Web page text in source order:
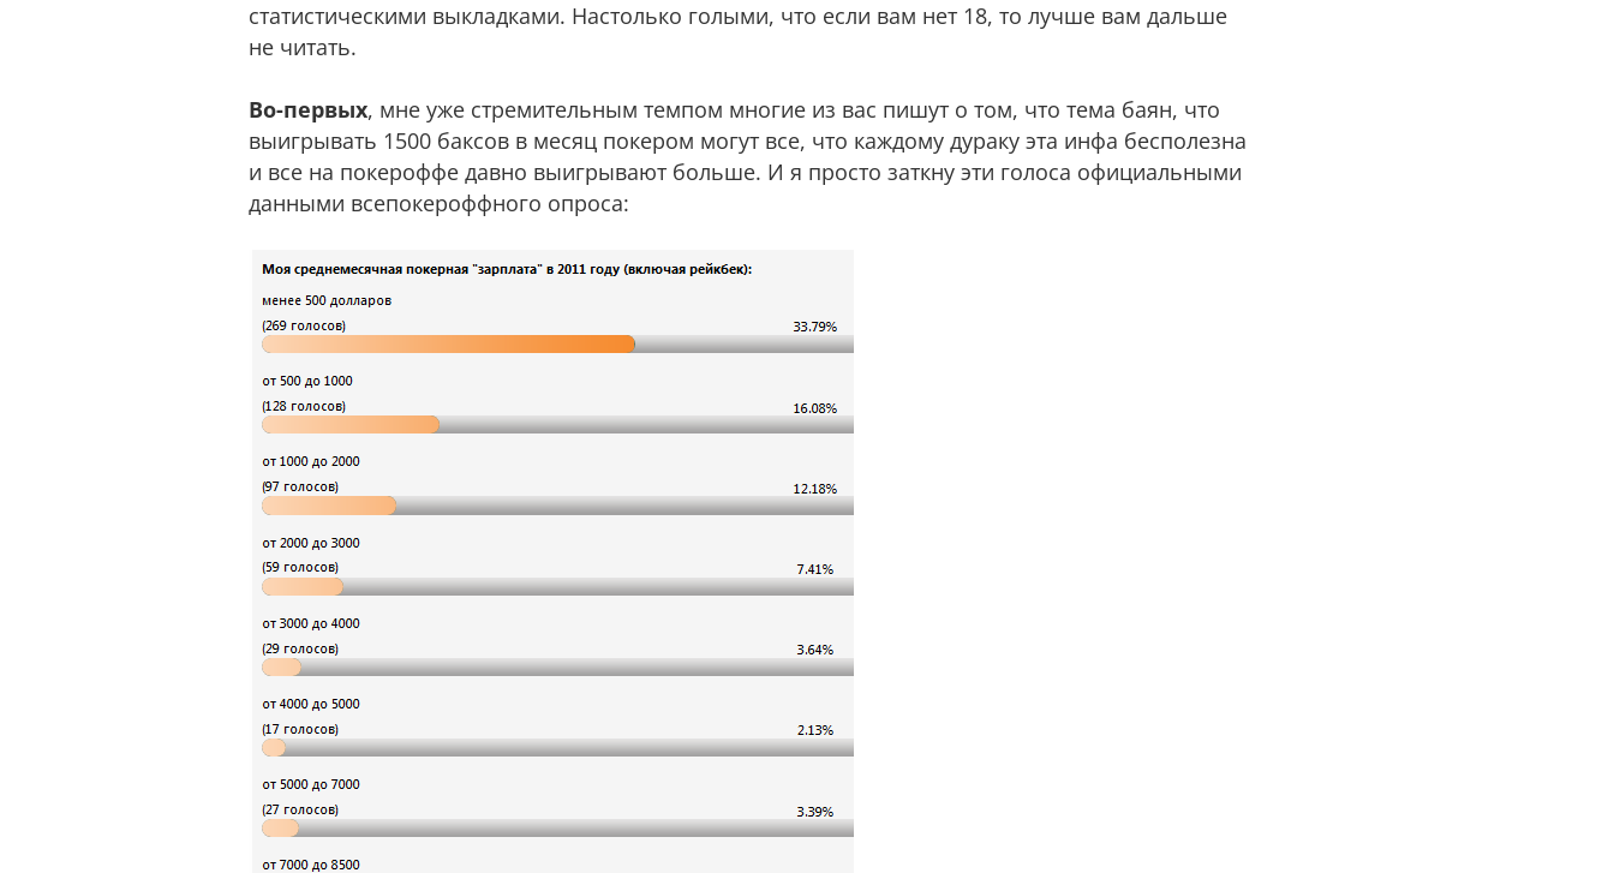
статистическими выкладками. Настолько голыми, что если вам нет 18, то лучше вам дальше
не читать.
Во-первых, мне уже стремительным темпом многие из вас пишут о том, что тема баян, что
выигрывать 1500 баксов в месяц покером могут все, что каждому дураку эта инфа бесполезна
и все на покероффе давно выигрывают больше. И я просто заткну эти голоса официальными
данными всепокероффного опроса: